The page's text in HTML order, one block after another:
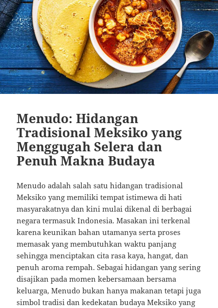
Menudo: Hidangan
Tradisional Meksiko yang
Menggugah Selera dan
Penuh Makna Budaya
Menudo adalah salah satu hidangan tradisional
Meksiko yang memiliki tempat istimewa di hati
masyarakatnya dan kini mulai dikenal di berbagai
negara termasuk Indonesia. Masakan ini terkenal
karena keunikan bahan utamanya serta proses
memasak yang membutuhkan waktu panjang
sehingga menciptakan cita rasa kaya, hangat, dan
penuh aroma rempah. Sebagai hidangan yang sering
disajikan pada momen kebersamaan bersama
keluarga, Menudo bukan hanya makanan tetapi juga
simbol tradisi dan kedekatan budaya Meksiko yang